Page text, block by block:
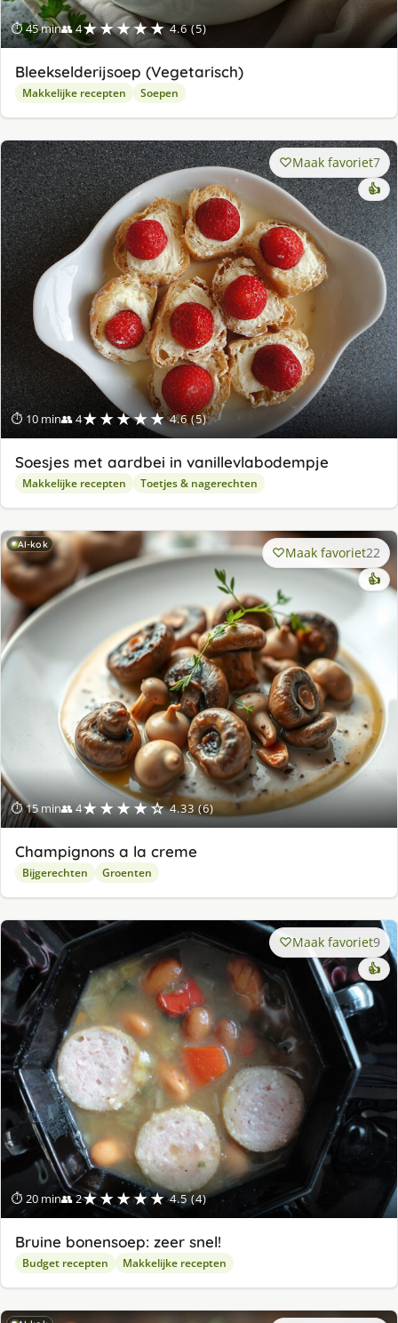
⏱ 45 min👥 4★★★★★ 4.6 (5)
Bleekselderijsoep (Vegetarisch)
Makkelijke recepten Soepen
⏱ 10 min👥 4★★★★★ 4.6 (5)
Maak favoriet7
👍
Soesjes met aardbei in vanillevlabodempje
Makkelijke recepten Toetjes & nagerechten
AI-kok
⏱ 15 min👥 4★★★★☆ 4.33 (6)
Maak favoriet22
👍
Champignons a la creme
Bijgerechten Groenten
⏱ 20 min👥 2★★★★★ 4.5 (4)
Maak favoriet9
👍
Bruine bonensoep: zeer snel!
Budget recepten Makkelijke recepten